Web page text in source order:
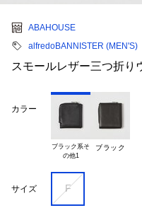
ABAHOUSE
alfredoBANNISTER (MEN'S)
スモールレザー三つ折り
カラー
ブラック系そ
ブラック
サイズ F